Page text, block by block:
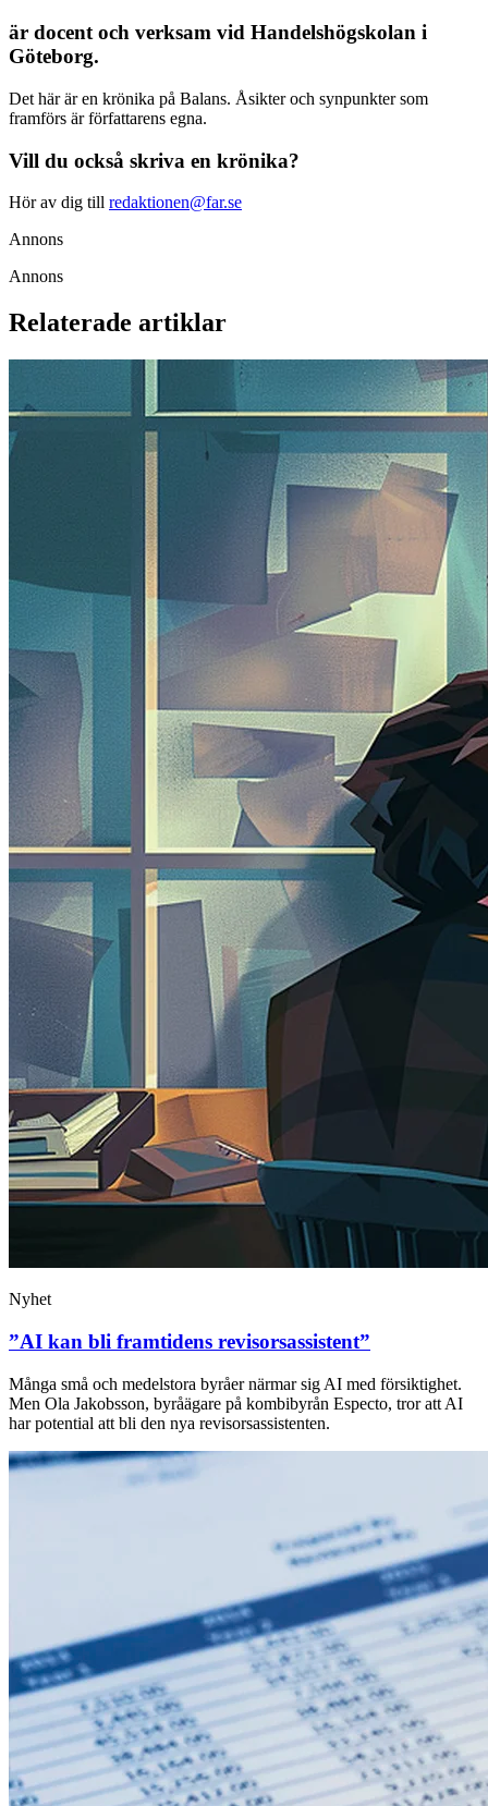
är docent och verksam vid Handelshögskolan i
Göteborg.
Det här är en krönika på Balans. Åsikter och synpunkter som
framförs är författarens egna.
Vill du också skriva en krönika?
Hör av dig till redaktionen@far.se
Annons
Annons
Relaterade artiklar
Nyhet
”AI kan bli framtidens revisorsassistent”
Många små och medelstora byråer närmar sig AI med försiktighet.
Men Ola Jakobsson, byråägare på kombibyrån Especto, tror att AI
har potential att bli den nya revisorsassistenten.